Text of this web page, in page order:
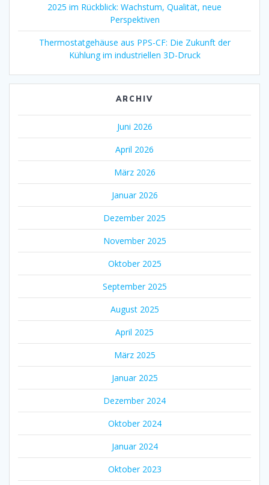
2025 im Rückblick: Wachstum, Qualität, neue
Perspektiven
Thermostatgehäuse aus PPS-CF: Die Zukunft der
Kühlung im industriellen 3D-Druck
ARCHIV
Juni 2026
April 2026
März 2026
Januar 2026
Dezember 2025
November 2025
Oktober 2025
September 2025
August 2025
April 2025
März 2025
Januar 2025
Dezember 2024
Oktober 2024
Januar 2024
Oktober 2023